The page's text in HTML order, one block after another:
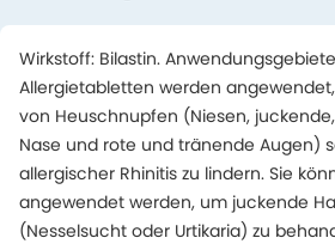
Wirkstoff: Bilastin.
Allergietabletten werden
von Heuschnupfen (Niesen,
Nase und rote und tränende Augen)
allergischer Rhinitis zu lindern. Sie
angewendet werden, um juckende
(Nesselsucht oder Urtikaria) zu